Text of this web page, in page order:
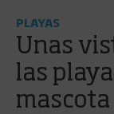
PLAYAS
Unas
las
mascota